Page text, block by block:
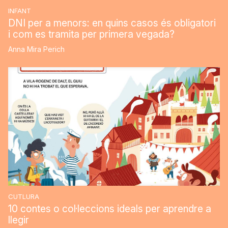
INFANT
DNI per a menors: en quins casos és obligatori
i com es tramita per primera vegada?
Anna Mira Perich
CUTLURA
10 contes o col·leccions ideals per aprendre a
llegir